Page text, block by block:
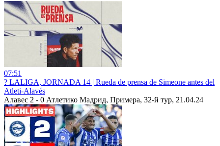
07:51
?️ LALIGA, JORNADA 14 | Rueda de prensa de Simeone antes del
Atleti-Alavés
Алавес 2 - 0 Атлетико Мадрид, Примера, 32-й тур, 21.04.24